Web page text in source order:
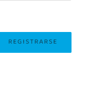
REGISTRARSE